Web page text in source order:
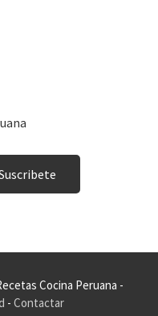
Cocina Peruana -
- Contactar